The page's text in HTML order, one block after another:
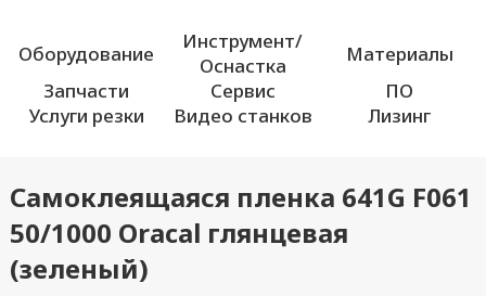
Оборудование
Инструмент/
Оснастка
Материалы
Запчасти
Сервис
ПО
Услуги резки
Видео станков Лизинг
Самоклеящаяся пленка 641G F061
50/1000 Oracal глянцевая
(зеленый)